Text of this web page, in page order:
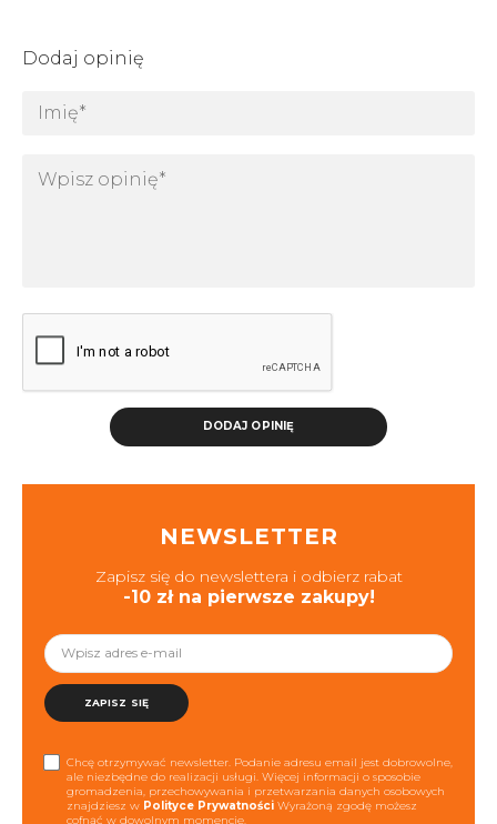
Dodaj opinię
DODAJ OPINIĘ
NEWSLETTER
Zapisz się do newslettera i odbierz rabat
-10 zł na pierwsze zakupy!
ZAPISZ SIĘ
Chcę otrzymywać newsletter. Podanie adresu email jest dobrowolne,
ale niezbędne do realizacji usługi. Więcej informacji o sposobie
gromadzenia, przechowywania i przetwarzania danych osobowych
znajdziesz w Polityce Prywatności Wyrażoną zgodę możesz
cofnąć w dowolnym momencie.